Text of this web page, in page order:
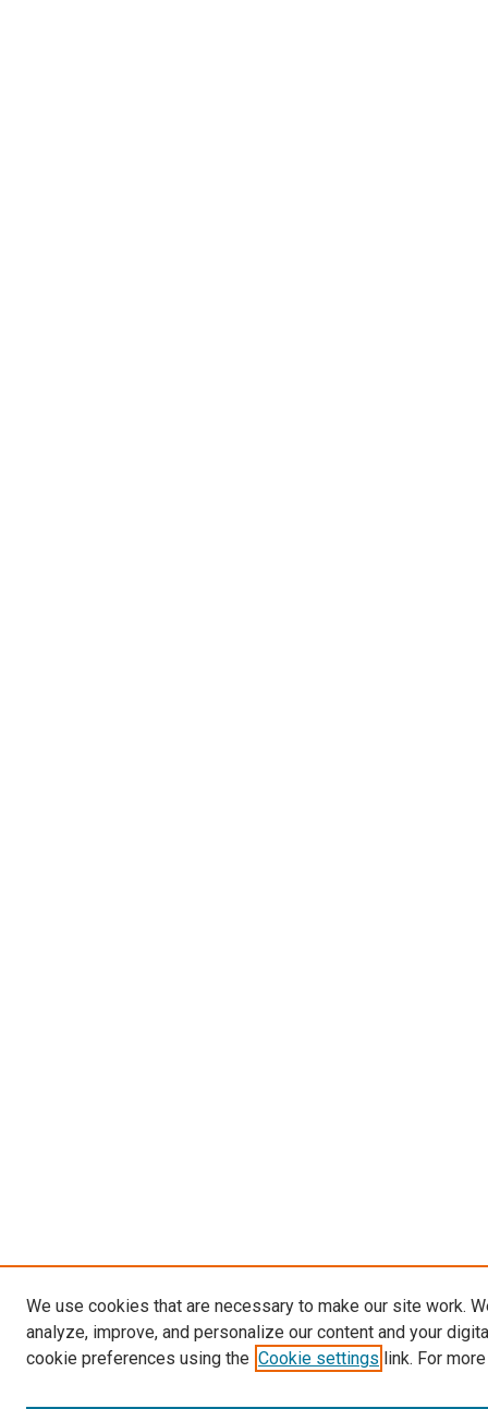
We use cookies that are necessary to make our site work.
analyze, improve, and personalize our content and your
cookie preferences using the Cookie settings link. For